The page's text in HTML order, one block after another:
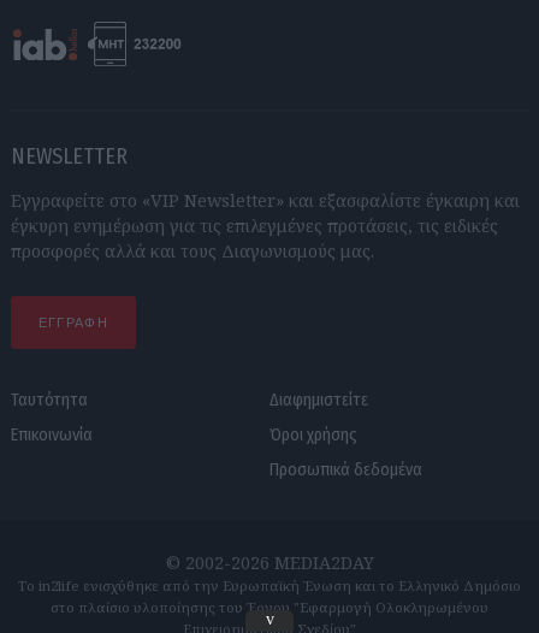
NEWSLETTER
Εγγραφείτε στο «VIP Newsletter» και εξασφαλίστε έγκαιρη και
έγκυρη ενημέρωση για τις επιλεγμένες προτάσεις, τις ειδικές
προσφορές αλλά και τους Διαγωνισμούς μας.
ΕΓΓΡΑΦΗ
Ταυτότητα
Επικοινωνία
Διαφημιστείτε
Όροι χρήσης
Προσωπικά δεδομένα
© 2002-2026 MEDIA2DAY
Το in2life ενισχύθηκε από την Ευρωπαϊκή Ένωση και το Ελληνικό Δημόσιο
στο πλαίσιο υλοποίησης του Έργου "Εφαρμογή Ολοκληρωμένου
Επιχειρηματικού Σχεδίου"
v